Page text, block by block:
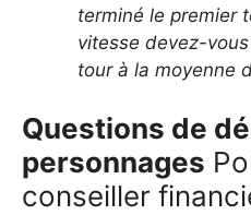
terminé le premier
vitesse devez-
tour à la moyenne
Questions de
personnages
conseiller